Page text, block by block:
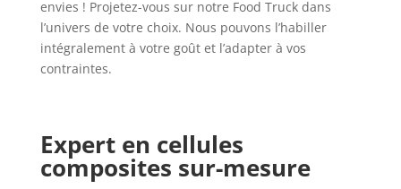
envies ! Projetez-vous sur notre Food Truck dans
l’univers de votre choix. Nous pouvons l’habiller
intégralement à votre goût et l’adapter à vos
contraintes.
Expert en cellules
composites sur-mesure